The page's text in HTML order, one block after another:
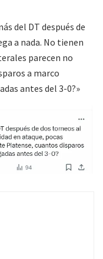
del DT después de
a nada. No tienen
parecen no
a marco
antes del 3-0?»